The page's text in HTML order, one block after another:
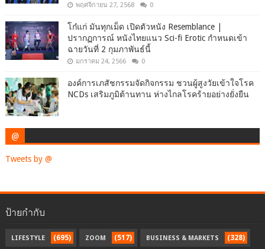
พฤศจิกายน 27, 2568 0
โก๋แก่ มันทุกเม็ด เปิดตัวหนัง Resemblance |
ปรากฏการณ์ หนังไทยแนว Sci-fi Erotic กำหนดเข้า
ฉายวันที่ 2 กุมภาพันธ์นี้
มกราคม 24, 2566 0
องค์การเภสัชกรรมจัดกิจกรรม ชวนผู้สูงวัยเข้าใจโรค
NCDs เสริมภูมิต้านทาน ห่างไกลโรคร้ายอย่างยั่งยืน
@
Tweets by @
ป้ายกำกับ
LIFESTYLE (695) ZOOM (517) BUSINESS & MARKETS (328)